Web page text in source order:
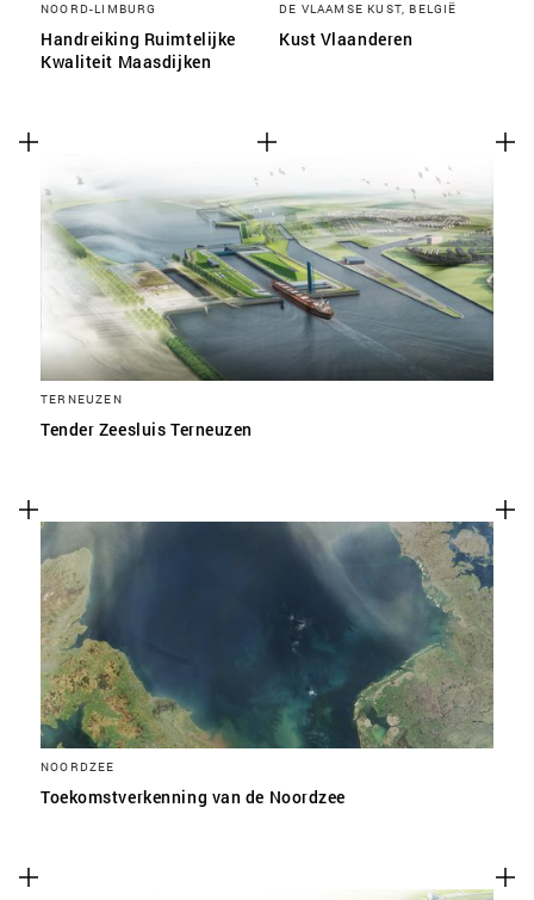
NOORD-LIMBURG
Handreiking Ruimtelijke
Kwaliteit Maasdijken
DE VLAAMSE KUST, BELGIË
Kust Vlaanderen
TERNEUZEN
Tender Zeesluis Terneuzen
NOORDZEE
Toekomstverkenning van de Noordzee